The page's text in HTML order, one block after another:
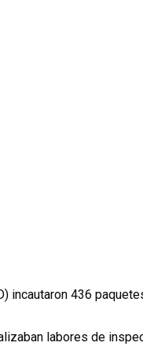
incautaron 436
labores de